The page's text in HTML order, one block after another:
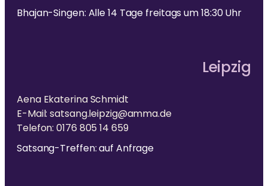
Bhajan-Singen: Alle 14 Tage freitags um 18:30 Uhr
Leipzig
Aena Ekaterina Schmidt
E-Mail: satsang.leipzig@amma.de
Telefon: 0176 805 14 659
Satsang-Treffen: auf Anfrage